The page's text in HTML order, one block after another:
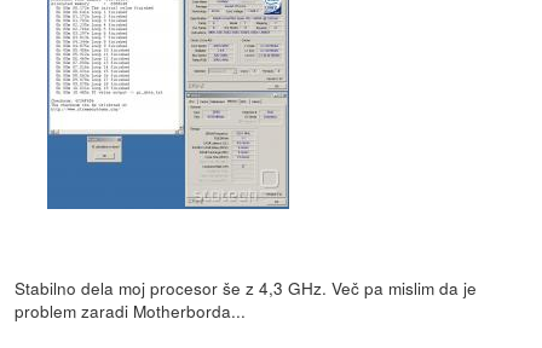
Stabilno dela moj procesor še z 4,3 GHz. Več pa mislim da je
problem zaradi Motherborda...